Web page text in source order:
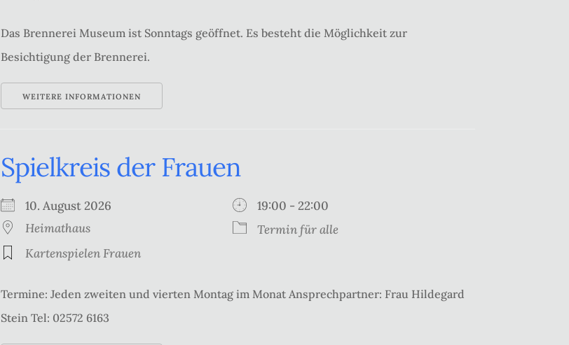
Das Brennerei Museum ist Sonntags geöffnet. Es besteht die Möglichkeit zur
Besichtigung der Brennerei.
WEITERE INFORMATIONEN
Spielkreis der Frauen
10. August 2026
19:00 - 22:00
Heimathaus
Termin für alle
Kartenspielen Frauen
Termine: Jeden zweiten und vierten Montag im Monat Ansprechpartner: Frau Hildegard
Stein Tel: 02572 6163